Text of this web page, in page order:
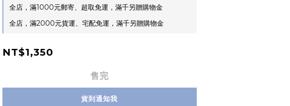
全店，滿1000元郵寄、超取免運，滿千另贈購物金
全店，滿2000元貨運、宅配免運，滿千另贈購物金
NT$1,350
售完
貨到通知我